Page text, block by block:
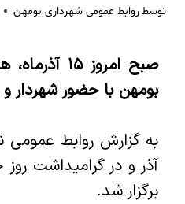
توسطروابط عمومی شهرداری بومهن
صبح امروز
بومهن با حضور
آذر و در گرامیداشت
برگزار شد.